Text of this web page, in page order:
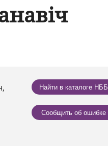
Найти в каталоге НББ
Сообщить об ошибке